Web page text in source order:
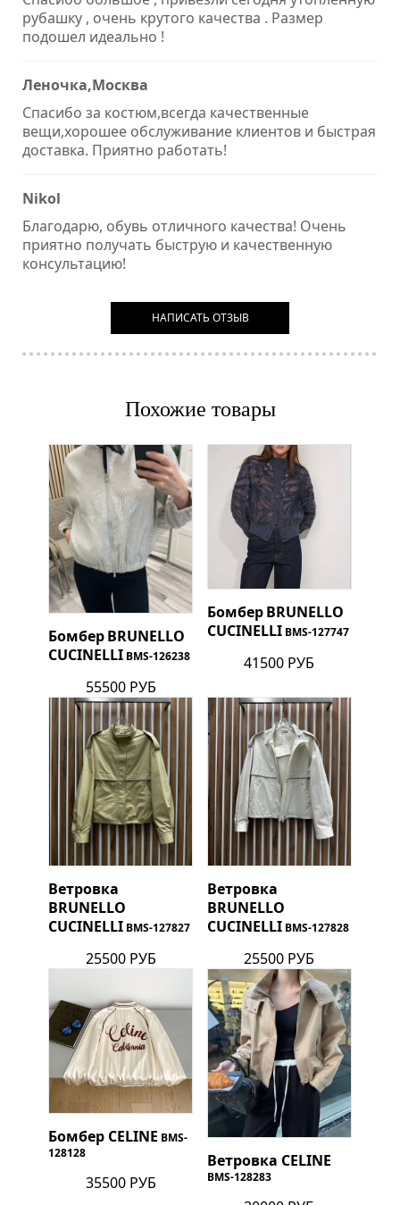
рубашку , очень крутого качества . Размер
подошел идеально !
Леночка,Москва
Спасибо за костюм,всегда качественные
вещи,хорошее обслуживание клиентов и быстрая
доставка. Приятно работать!
Nikol
Благодарю, обувь отличного качества! Очень
приятно получать быструю и качественную
консультацию!
НАПИСАТЬ ОТЗЫВ
Похожие товары
БомберBRUNELLO
CUCINELLI BMS-126238
55500 РУБ
Бомбер BRUNELLO
CUCINELLI BMS-127747
41500 РУБ
Ветровка
BRUNELLO
CUCINELLI BMS-127827
25500 РУБ
Ветровка
BRUNELLO
CUCINELLI BMS-127828
25500 РУБ
Бомбер CELINE BMS-
128128
35500 РУБ
Ветровка CELINE
BMS-128283